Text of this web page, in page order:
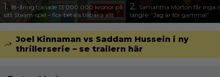
1. 18-åring tjänade 13 000 000 kronor på
sitt Steam-spel – fick betala tillbaka allt
2. Samantha Morton får inga
längre: ”Jag är för gammal”
Joel Kinnaman vs Saddam Hussein i ny
thrillerserie – se trailern här